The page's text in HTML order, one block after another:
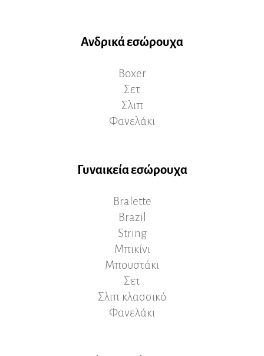
Ανδρικά εσώρουχα
Boxer
Σετ
Σλιπ
Φανελάκι
Γυναικεία εσώρουχα
Bralette
Brazil
String
Μπικίνι
Μπουστάκι
Σετ
Σλιπ κλασσικό
Φανελάκι